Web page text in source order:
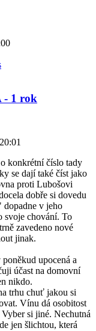
- 1 rok
konkrétní číslo tady
se dají také číst jako
proti Lubošovi
dobře si dovedu
v jeho
svoje chování. To
zavedeno nové
jinak.
upocená a
účast na domovní
nikdo.
trhu chuť jakou si
Vínu dá osobitost
si jiné. Nechutná
jen šlichtou, která